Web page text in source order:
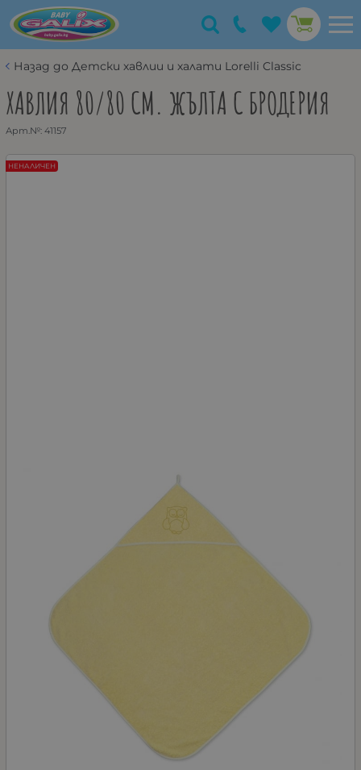
Назад до Детски хавлии и халати Lorelli Classic
ХАВЛИЯ 80/80 СМ. ЖЪЛТА С БРОДЕРИЯ
Арт.№: 41157
НЕНАЛИЧЕН